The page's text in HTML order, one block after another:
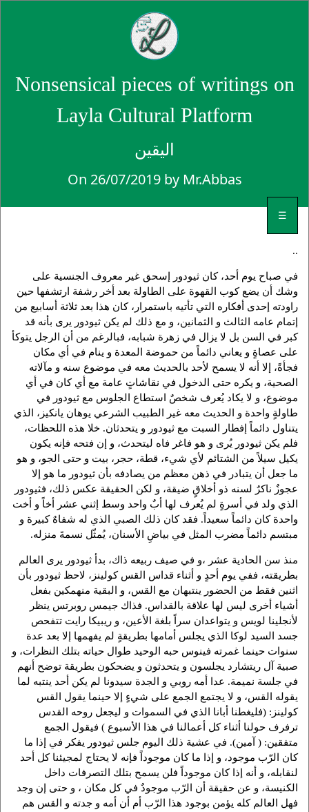
Nonsensical pieces of writings on
Layla Cultural Platform
اليقين
On 26/07/2019 by Mr.Abbas
☰
..
في صباح يوم أحد، كان ثيودور إسحق غير معروف الجنسية على
وشك أن يضع كوب القهوة على الطاولة بعد أخر رشفة ارتشفها حين
راودته إحدى أفكاره التي تأتيه باستمرار، كان هذا بعد ثلاثة أسابيع من
إتمام عامه الثالث و الثمانين، و مع ذلك لم يكن ثيودور يرى بأنه قد
كبر في السن بل لا يزال في زهرة شبابه، فبالرغم من أن الرجل يتوكأ
على عصاةٍ و يعاني دائماً من حموضة المعدة و ينام في أي مكان
فجأةً، إلا أنه لا يسمح لأحد بالحديث معه في موضوع سنه و مآلاته
الصحية، و يكره حتى الدخول في نقاشاتٍ عامة مع أي كان في أي
موضوع، و لا يكاد يُعرف شخصٌ استطاع الجلوس مع ثيودور في
طاولةٍ واحدة و الحديث معه غير الطبيب الشرعي يوهان يانكيز، الذي
يتناول دائماً إفطار السبت مع ثيودور و يتحدثان. خلا هذه اللحظات،
فلم يكن ثيودور يُرى و هو فاغر فاه ليتحدث، و إن فتحه فإنه يكون
يكيل سيلاً من الشتائم لأي شيء، قطة، حجر، بيت و حتى الجو، و هو
ما جعل أن يتبادر في ذهن معظم من يصادفه بأن ثيودور ما هو إلا
عجوزٌ ناكرٌ لسنه ذو أخلاقٍ ضيقة، و لكن الحقيقة عكس ذلك، فثيودور
الذي ولد في أسرةٍ لم يُعرف لها أبٌ واحد وسط إثني عشر أخاً و أخت
واحدة كان دائماً سعيداً. فقد كان ذلك الصبي الذي له شفاهٌ كبيرة و
مبتسم دائماً مضرب المثل في بياضِ الأسنان، يُمثّل نسمةَ منزله.
منذ سن الحادية عشر ،و في صيف ربيعه ذاك، بدأ ثيودور يرى العالم
بطريقته، ففي يوم أحدٍ و أثناء قداس القس كولينز، لاحظ ثيودور بأن
اثنين فقط من الحضور ينتبهان مع القس، و البقية منهمكين بفعل
أشياء أخرى ليس لها علاقة بالقداس. فذاك جيمس روبرتس ينظر
لأنجلينا لويس و يتواعدان سراً بلغة الأعين، و ريبيكا رايت تتفحص
جسد السيد لوكا الذي يجلس أمامها بطريقةٍ لم يفهمها إلا بعد عدة
سنوات حينما غمرته فينوس حبه الوحيد طوال حياته بتلك النظرات، و
صبية آل ريتشارد يجلسون و يتحدثون و يضحكون بطريقة توضح أنهم
في جلسة نميمة. عدا أمه روبي و الجدة سيدونا لم يكن أحد ينتبه لما
يقوله القس، و لا يجتمع الجمع على شيءٍ إلا حينما يقول القس
كولينز: (فليغطنا أبانا الذي في السموات و ليجعل روحه القدس
ترفرف حولنا أثناء كل أعمالنا في هذا الأسبوع ) فيقول الجمع
متفقين: ( آمين). في عشية ذلك اليوم جلس ثيودور يفكر في إذا ما
كان الرّب موجود، و إذا ما كان موجوداً فإنه لا يحتاج لمجيئنا كل أحد
لنقابله، و أنه إذا كان موجوداً فلن يسمح بتلك التصرفات داخل
الكنيسة، و عن حقيقة أن الرّب موجودٌ في كل مكان ، و حتى إن وجد
فهل العالم كله يؤمن بوجود هذا الرّب أم أن أمه و جدته و القس هم